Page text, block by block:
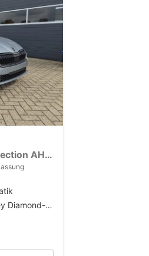
1.5 TSI 150PS m-HEV DSG Selection AHK Klimaautomatik ACC PDC v+h Rückf.Kamera Sitzheizung TWA Apple CarPlay Android Auto 16"LM
Smokey Diamond-Silber Metallic